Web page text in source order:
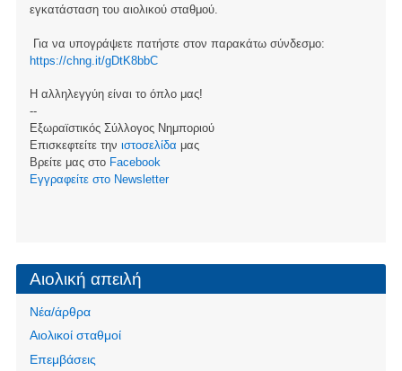
εγκατάσταση του αιολικού σταθμού.
Για να υπογράψετε πατήστε στον παρακάτω σύνδεσμο:
https://chng.it/gDtK8bbC
Η αλληλεγγύη είναι το όπλο μας!
--
Εξωραϊστικός Σύλλογος Νημποριού
Επισκεφτείτε την ιστοσελίδα μας
Βρείτε μας στο Facebook
Eγγραφείτε στο Newsletter
Αιολική απειλή
Νέα/άρθρα
Αιολικοί σταθμοί
Επεμβάσεις